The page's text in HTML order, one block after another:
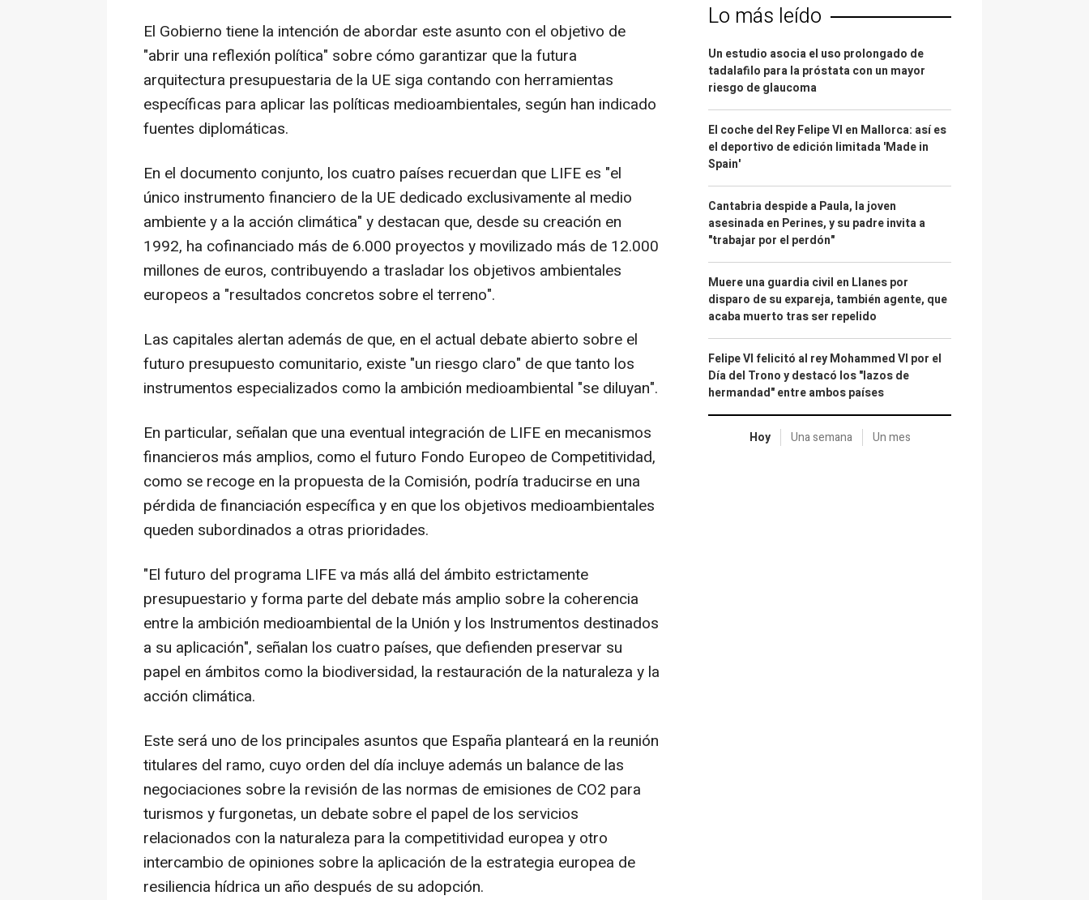
El Gobierno tiene la intención de abordar este asunto con el objetivo de
"abrir una reflexión política" sobre cómo garantizar que la futura
arquitectura presupuestaria de la UE siga contando con herramientas
específicas para aplicar las políticas medioambientales, según han indicado
fuentes diplomáticas.
En el documento conjunto, los cuatro países recuerdan que LIFE es "el
único instrumento financiero de la UE dedicado exclusivamente al medio
ambiente y a la acción climática" y destacan que, desde su creación en
1992, ha cofinanciado más de 6.000 proyectos y movilizado más de 12.000
millones de euros, contribuyendo a trasladar los objetivos ambientales
europeos a "resultados concretos sobre el terreno".
Las capitales alertan además de que, en el actual debate abierto sobre el
futuro presupuesto comunitario, existe "un riesgo claro" de que tanto los
instrumentos especializados como la ambición medioambiental "se diluyan".
En particular, señalan que una eventual integración de LIFE en mecanismos
financieros más amplios, como el futuro Fondo Europeo de Competitividad,
como se recoge en la propuesta de la Comisión, podría traducirse en una
pérdida de financiación específica y en que los objetivos medioambientales
queden subordinados a otras prioridades.
"El futuro del programa LIFE va más allá del ámbito estrictamente
presupuestario y forma parte del debate más amplio sobre la coherencia
entre la ambición medioambiental de la Unión y los Instrumentos destinados
a su aplicación", señalan los cuatro países, que defienden preservar su
papel en ámbitos como la biodiversidad, la restauración de la naturaleza y la
acción climática.
Este será uno de los principales asuntos que España planteará en la reunión
titulares del ramo, cuyo orden del día incluye además un balance de las
negociaciones sobre la revisión de las normas de emisiones de CO2 para
turismos y furgonetas, un debate sobre el papel de los servicios
relacionados con la naturaleza para la competitividad europea y otro
intercambio de opiniones sobre la aplicación de la estrategia europea de
resiliencia hídrica un año después de su adopción.
Lo más leído
Un estudio asocia el uso prolongado de
tadalafilo para la próstata con un mayor
riesgo de glaucoma
El coche del Rey Felipe VI en Mallorca: así es
el deportivo de edición limitada 'Made in
Spain'
Cantabria despide a Paula, la joven
asesinada en Perines, y su padre invita a
"trabajar por el perdón"
Muere una guardia civil en Llanes por
disparo de su expareja, también agente, que
acaba muerto tras ser repelido
Felipe VI felicitó al rey Mohammed VI por el
Día del Trono y destacó los "lazos de
hermandad" entre ambos países
Hoy Una semana Un mes